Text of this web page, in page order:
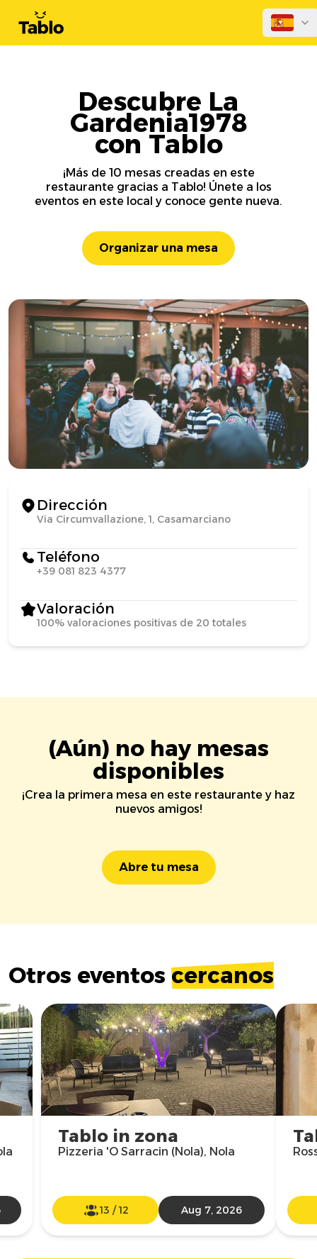
Descubre La
Gardenia1978
con Tablo
¡Más de 10 mesas creadas en este
restaurante gracias a Tablo! Únete a los
eventos en este local y conoce gente nueva.
Organizar una mesa
Dirección
Via Circumvallazione, 1, Casamarciano
Teléfono
+39 081 823 4377
Valoración
100% valoraciones positivas de 20 totales
(Aún) no hay mesas
disponibles
¡Crea la primera mesa en este restaurante y haz
nuevos amigos!
Abre tu mesa
Otros eventos cercanos
Tablo in zona
Pizzeria 'O Sarracin (Nola), Nola
13 /12 Aug 7, 2026